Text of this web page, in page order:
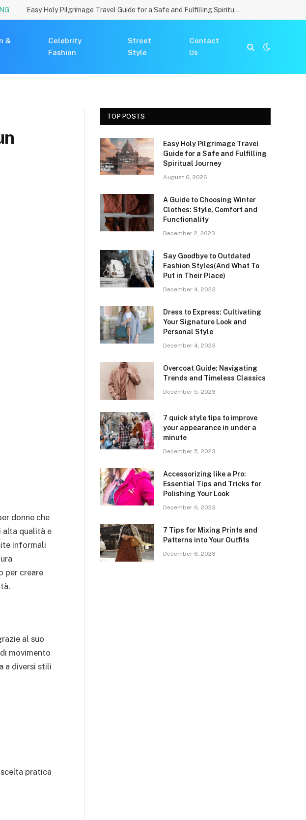
Easy Holy Pilgrimage Travel Guide for a Safe and Fulfilling Spiritual Journey
&
Celebrity
Fashion
Street
Style
Contact
Us
donne che
alta qualità e
informali
per creare
al suo
movimento
a diversi stili
pratica
TOP POSTS
Easy Holy Pilgrimage Travel
Guide for a Safe and Fulfilling
Spiritual Journey
August 6, 2026
A Guide to Choosing Winter
Clothes: Style, Comfort and
Functionality
December 2, 2023
Say Goodbye to Outdated
Fashion Styles(And What To
Put in Their Place)
December 4, 2023
Dress to Express: Cultivating
Your Signature Look and
Personal Style
December 4, 2023
Overcoat Guide: Navigating
Trends and Timeless Classics
December 5, 2023
7 quick style tips to improve
your appearance in under a
minute
December 5, 2023
Accessorizing like a Pro:
Essential Tips and Tricks for
Polishing Your Look
December 6, 2023
7 Tips for Mixing Prints and
Patterns into Your Outfits
December 6, 2023